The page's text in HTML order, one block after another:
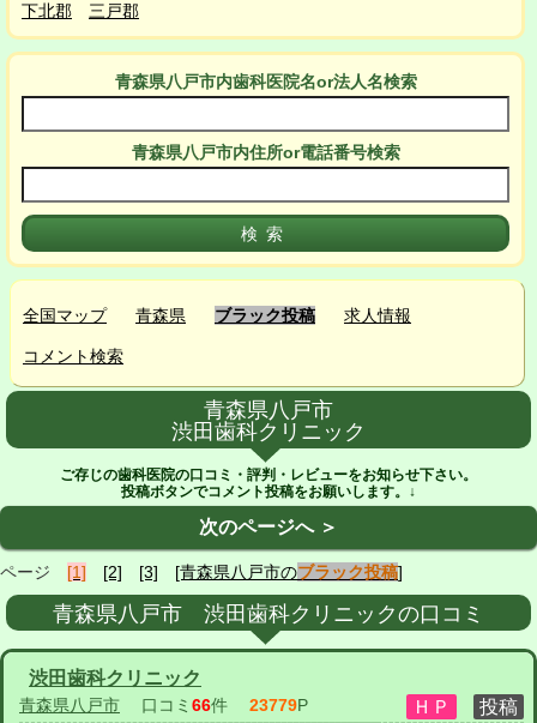
下北郡
三戸郡
青森県八戸市内歯科医院名or法人名検索
青森県八戸市内住所or電話番号検索
全国マップ 青森県 ブラック投稿 求人情報
コメント検索
青森県八戸市
渋田歯科クリニック
ご存じの歯科医院の口コミ・評判・レビューをお知らせ下さい。
投稿ボタンでコメント投稿をお願いします。↓
次のページへ ＞
ページ [1] [2] [3] [青森県八戸市のブラック投稿]
青森県八戸市 渋田歯科クリニックの口コミ
渋田歯科クリニック
青森県八戸市 口コミ 66件 23779P